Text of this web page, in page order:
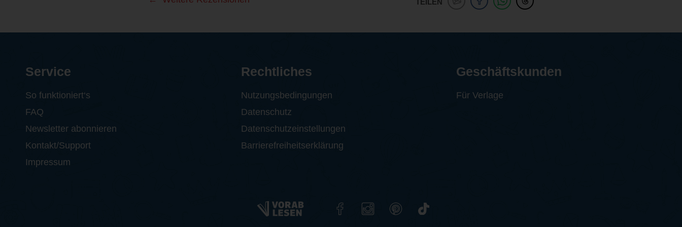
Service
So funktioniert‘s
FAQ
Newsletter abonnieren
Kontakt/Support
Impressum
Rechtliches
Nutzungsbedingungen
Datenschutz
Datenschutzeinstellungen
Barrierefreiheitserklärung
Geschäftskunden
Für Verlage